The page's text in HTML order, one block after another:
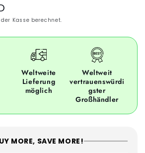
Kasse berechnet.
Weltweite
Lieferung
möglich
Weltweit
vertrauenswürdi
gster
Großhändler
MORE, SAVE MORE!